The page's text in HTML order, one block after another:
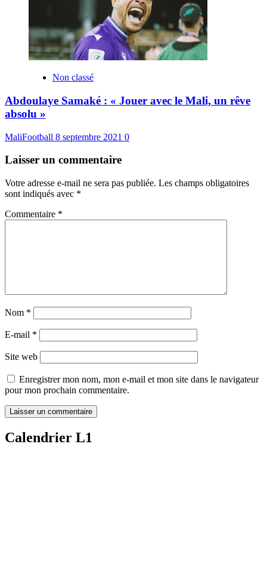
Non classé
Abdoulaye Samaké : « Jouer avec le Mali, un rêve
absolu »
MaliFootball 8 septembre 2021 0
Laisser un commentaire
Votre adresse e-mail ne sera pas publiée. Les champs obligatoires
sont indiqués avec *
Commentaire *
Nom *
E-mail *
Site web
Enregistrer mon nom, mon e-mail et mon site dans le navigateur
pour mon prochain commentaire.
Calendrier L1